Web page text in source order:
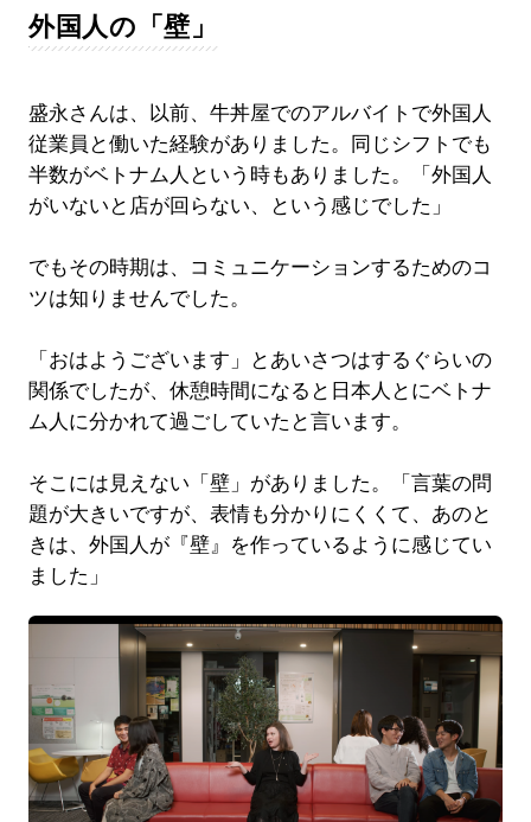
外国人の「壁」
盛永さんは、以前、牛丼屋でのアルバイトで外国人
従業員と働いた経験がありました。同じシフトでも
半数がベトナム人という時もありました。「外国人
がいないと店が回らない、という感じでした」
でもその時期は、コミュニケーションするためのコ
ツは知りませんでした。
「おはようございます」とあいさつはするぐらいの
関係でしたが、休憩時間になると日本人とにベトナ
ム人に分かれて過ごしていたと言います。
そこには見えない「壁」がありました。「言葉の問
題が大きいですが、表情も分かりにくくて、あのと
きは、外国人が『壁』を作っているように感じてい
ました」